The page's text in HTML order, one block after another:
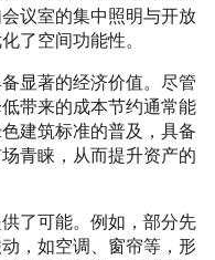
议室的集中照明与开放
了空间功能性。
显著的经济价值。尽管
带来的成本节约通常能
建筑标准的普及，具备
青睐，从而提升资产的
了可能。例如，部分先
，如空调、窗帘等，形